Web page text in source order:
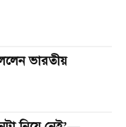
ভারতীয়